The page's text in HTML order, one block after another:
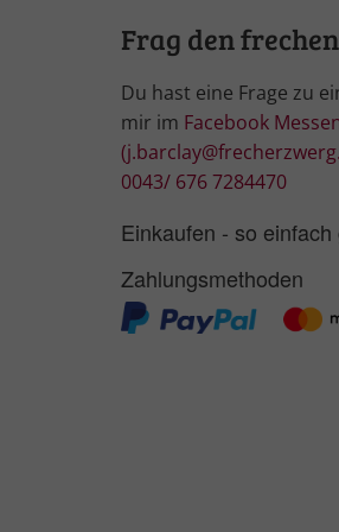
Frag den
Du hast eine Frage zu
mir im Facebook
0043/ 676 7284470
Einkaufen - so einfach
Zahlungsmethoden